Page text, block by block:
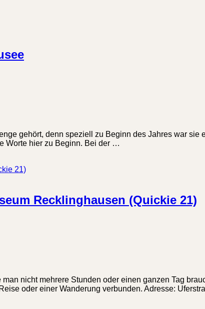
gehört, denn speziell zu Beginn des Jahres war sie
Worte hier zu Beginn. Bei der …
Recklinghausen (Quickie 21)
nicht mehrere Stunden oder einen ganzen Tag
oder einer Wanderung verbunden. Adresse: